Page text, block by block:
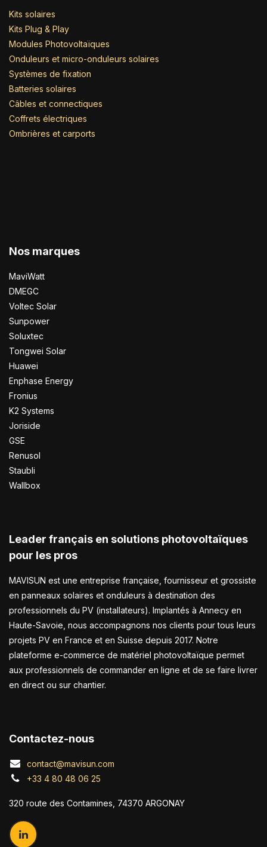
Kits solaires
Kits Plug & Play
Modules Photovoltaïques
Onduleurs et micro-onduleurs solaires
Systèmes de fixation
Batteries solaires
Câbles et connectiques
Coffrets électriques
Ombrières et carports
Nos marques
MaviWatt
DMEGC
Voltec Solar
Sunpower
Soluxtec
Tongwei Solar
Huawei
Enphase Energy
Fronius
K2 Systems
Joriside
GSE
Renusol
Staubli
Wallbox
Leader français en solutions photovoltaïques
pour les pros
MAVISUN est une entreprise française, fournisseur et grossiste
en panneaux solaires et onduleurs à destination des
professionnels du PV (installateurs). Implantés à Annecy en
Haute-Savoie, nous accompagnons nos clients pour tous leurs
projets PV en France et en Suisse depuis 2017. Notre
plateforme e-commerce de matériel photovoltaïque permet
aux professionnels de commander en ligne et de se faire livrer
en direct ou sur chantier.
Contactez-nous
contact@mavisun.com
+33 4 80 48 06 25
320 route des Contamines, 74370 ARGONAY